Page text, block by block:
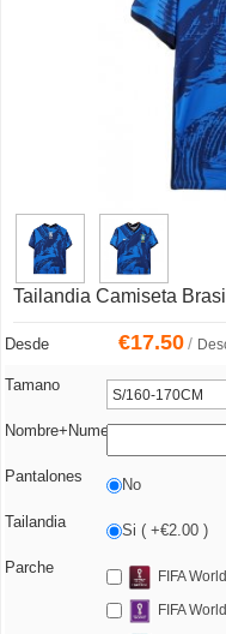
Tailandia Camiseta
Desde €17.50/
Tamano
Nombre+Numero
Pantalones No
Tailandia Si ( +€2.00 )
Parche
FIFA
FIFA